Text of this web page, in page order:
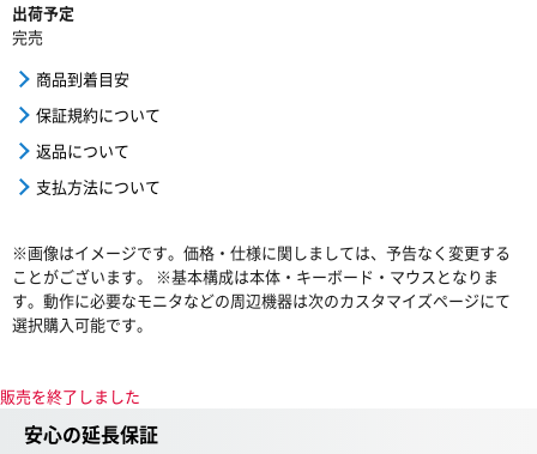
出荷予定
完売
商品到着目安
保証規約について
返品について
支払方法について
※画像はイメージです。価格・仕様に関しましては、予告なく変更する
ことがございます。 ※基本構成は本体・キーボード・マウスとなりま
す。動作に必要なモニタなどの周辺機器は次のカスタマイズページにて
選択購入可能です。
販売を終了しました
安心の延長保証